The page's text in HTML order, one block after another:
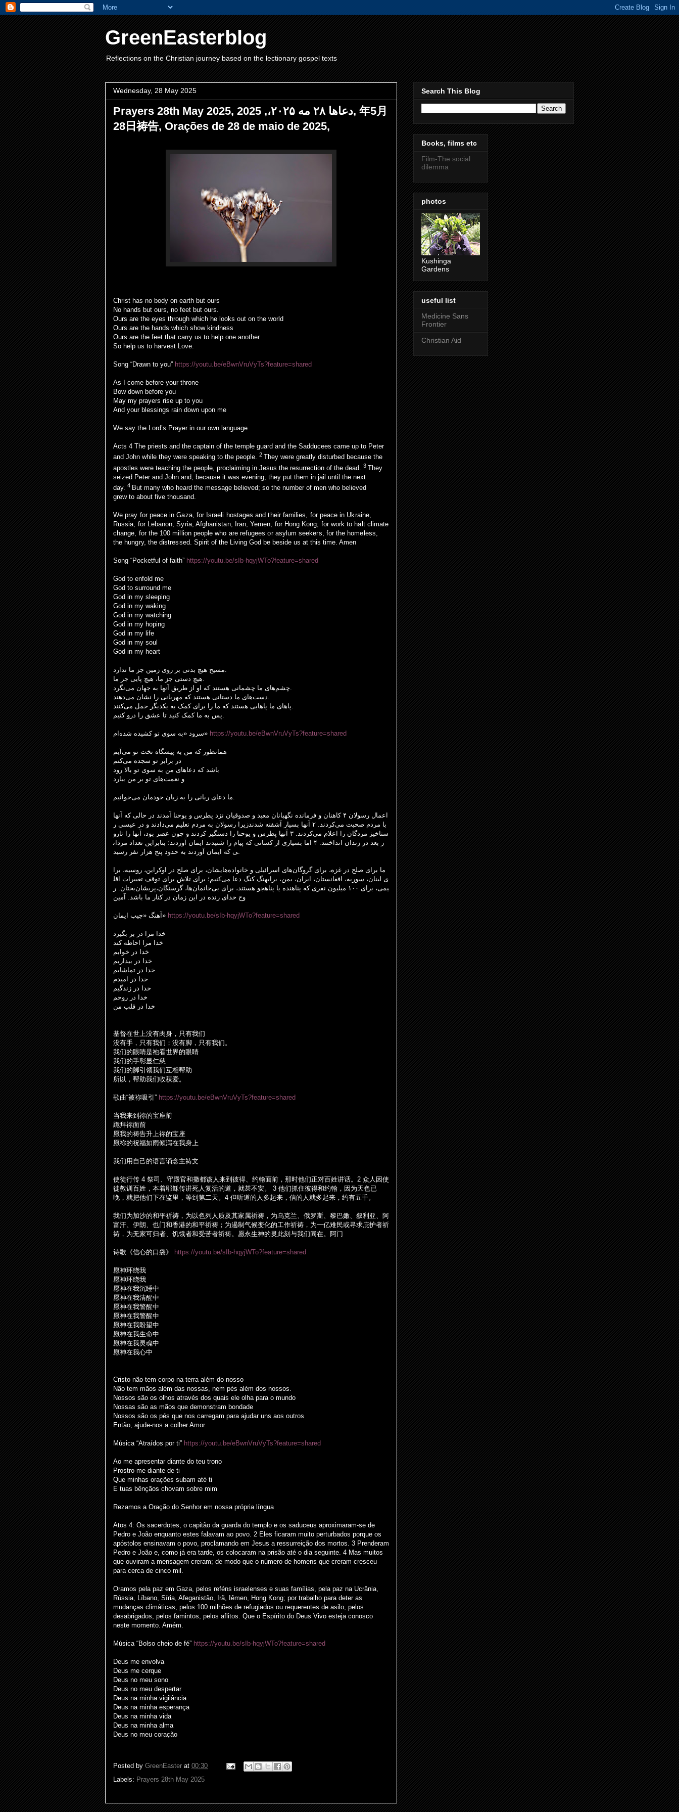
GreenEasterblog
Reflections on the Christian journey based on the lectionary gospel texts
Wednesday, 28 May 2025
Prayers 28th May 2025, دعاها ۲۸ مه ۲۰۲۵،, 2025, 年5月
28日祷告, Orações de 28 de maio de 2025,
Christ has no body on earth but ours
No hands but ours, no feet but ours.
Ours are the eyes through which he looks out on the world
Ours are the hands which show kindness
Ours are the feet that carry us to help one another
So help us to harvest Love.
Song “Drawn to you” https://youtu.be/eBwnVruVyTs?feature=shared
As I come before your throne
Bow down before you
May my prayers rise up to you
And your blessings rain down upon me
We say the Lord’s Prayer in our own language
Acts 4 The priests and the captain of the temple guard and the Sadducees came up to Peter
and John while they were speaking to the people. 2 They were greatly disturbed because the
apostles were teaching the people, proclaiming in Jesus the resurrection of the dead.
3 They
seized Peter and John and, because it was evening, they put them in jail until the next
day. 4 But many who heard the message believed; so the number of men who believed
grew to about five thousand.
We pray for peace in Gaza, for Israeli hostages and their families, for peace in Ukraine,
Russia, for Lebanon, Syria, Afghanistan, Iran, Yemen, for Hong Kong; for work to halt climate
change, for the 100 million people who are refugees or asylum seekers, for the homeless,
the hungry, the distressed. Spirit of the Living God be beside us at this time. Amen
Song “Pocketful of faith” https://youtu.be/sIb-hqyjWTo?feature=shared
God to enfold me
God to surround me
God in my sleeping
God in my waking
God in my watching
God in my hoping
God in my life
God in my soul
God in my heart
مسیح هیچ بدنی بر روی زمین جز ما ندارد
هیچ دستی جز ما، هیچ پایی جز ما
چشم های ما چشمانی هستند که او از طریق آنها به جهان مینگرد
دستهای ما دستانی هستند که مهربانی را نشان میدهند
پاهای ما پاهایی هستند که ما را برای کمک به یکدیگر حمل میکنند
پس به ما کمک کنید تا عشق را درو کنیم
سرود «به سوی تو کشیده شده ام » https://youtu.be/eBwnVruVyTs?feature=shared
همانطور که من به پیشگاه تخت تو می آیم
در برابر تو سجده میکنم
باشد که دعاهای من به سوی تو بالا رود
و نعمتهای تو بر من ببارد
ما دعای ربانی را به زبان خودمان میخوانیم
اعمال رسولان ۴ کاهنان و فرمانده نگهبانان معبد و صدوقیان نزد پطرس و یوحنا آمدند در حالی که آنها
با مردم صحبت میکردند ۲ آنها بسیار آشفته شدندزیرا رسولان به مردم تعلیم میدادند و در عیسی ر
ستاخیز مردگان را اعلام میکردند ۳ آنها پطرس و یوحنا را دستگیر کردند و چون عصر بود، آنها را تارو
ز بعد در زندان انداختند ۴ اما بسیاری از کسانی که پیام را شنیدند ایمان آوردند؛ بنابراین تعداد مردان
ی که ایمان آوردند به حدود پنج هزار نفر رسید
ما برای صلح در غزه، برای گروگانهای اسرائیلی و خانوادههایشان، برای صلح در اوکراین، روسیه، برا
ی لبنان، سوریه، افغانستان، ایران، یمن، برایهنگ کنگ دعا میکنیم؛ برای تلاش برای توقف تغییرات اقل
یمی، برای ۱۰۰ میلیون نفری که پناهنده یا پناهجو هستند، برای بیخانمانها، گرسنگان،پریشانبختان ر
وح خدای زنده در این زمان در کنار ما باشد آمین
آهنگ «جیب ایمان » https://youtu.be/sIb-hqyjWTo?feature=shared
خدا مرا در بر بگیرد
خدا مرا احاطه کند
خدا در خوابم
خدا در بیداریم
خدا در تماشایم
خدا در
امیدم
خدا در زندگیم
خدا در روحم
خدا در قلب من
基督在世上没有肉身，只有我们
没有手，只有我们 ；没有脚，只有我们 。
我们的眼睛是祂看世界的眼睛
我们的手彰显仁慈
我们的脚引 领我们互相帮助
所以，帮助我们收获爱。
歌曲“被祢吸引” https://youtu.be/eBwnVruVyTs?feature=shared
当我来到祢的宝座前
跪拜祢面前
愿我的祷告升上祢的宝座
愿祢的祝福如雨倾泻在我身上
我们用自己的语言诵念主祷文
使徒行传 4 祭司、守殿官和撒都该 人来到彼得、 约翰面前，那时他们正对百姓讲话。 2 众人因使
徒教训 百姓，本着耶稣传讲死人复活的道，就甚不安。 3 他们抓住彼得和约翰，因 为天色已
晚，就把他们下在监里，等到第二天。 4 但听道的人多起来，信的人就多起来， 约有五千。
我们为加沙的和平祈祷， 为 以色列人 质及其家属祈祷， 为乌克兰 、俄罗斯、黎巴嫩、叙利 亚 、阿
富汗、伊朗、也门和香港的和平祈祷； 为遏制气候变化的工作祈祷， 为一亿难民或寻求庇护者祈
祷， 为无家可归者、 饥饿者和受苦者祈祷。愿永生神的灵此刻与我们 同在。阿门
诗歌《信心的口袋》 https://youtu.be/sIb-hqyjWTo?feature=shared
愿神环绕我
愿神环绕我
愿神在我沉睡中
愿神在我清醒中
愿神在我警醒中
愿神在我警醒中
愿神在我盼望中
愿神在我生命中
愿神在我灵魂中
愿神在我心中
Cristo não tem corpo na terra além do nosso
Não tem mãos além das nossas, nem pés além dos nossos.
Nossos são os olhos através dos quais ele olha para o mundo
Nossas são as mãos que demonstram bondade
Nossos são os pés que nos carregam para ajudar uns aos outros
Então, ajude-nos a colher Amor.
Música “Atraídos por ti” https://youtu.be/eBwnVruVyTs?feature=shared
Ao me apresentar diante do teu trono
Prostro-me diante de ti
Que minhas orações subam até ti
E tuas bênçãos chovam sobre mim
Rezamos a Oração do Senhor em nossa própria língua
Atos 4: Os sacerdotes, o capitão da guarda do templo e os saduceus aproximaram-se de
Pedro e João enquanto estes falavam ao povo. 2 Eles ficaram muito perturbados porque os
apóstolos ensinavam o povo, proclamando em Jesus a ressurreição dos mortos. 3 Prenderam
Pedro e João e, como já era tarde, os colocaram na prisão até o dia seguinte. 4 Mas muitos
que ouviram a mensagem creram; de modo que o número de homens que creram cresceu
para cerca de cinco mil.
Oramos pela paz em Gaza, pelos reféns israelenses e suas famílias, pela paz na Ucrânia,
Rússia, Líbano, Síria, Afeganistão, Irã, Iêmen, Hong Kong; por trabalho para deter as
mudanças climáticas, pelos 100 milhões de refugiados ou requerentes de asilo, pelos
desabrigados, pelos famintos, pelos aflitos. Que o Espírito do Deus Vivo esteja conosco
neste momento. Amém.
Música “Bolso cheio de fé” https://youtu.be/sIb-hqyjWTo?feature=shared
Deus me envolva
Deus me cerque
Deus no meu sono
Deus no meu despertar
Deus na minha vigilância
Deus na minha esperança
Deus na minha vida
Deus na minha alma
Deus no meu coração
Posted by GreenEaster at 00:30
Labels: Prayers 28th May 2025
Search This Blog
Books, films etc
Film-The social
dilemma
photos
Kushinga
Gardens
useful list
Medicine Sans
Frontier
Christian Aid